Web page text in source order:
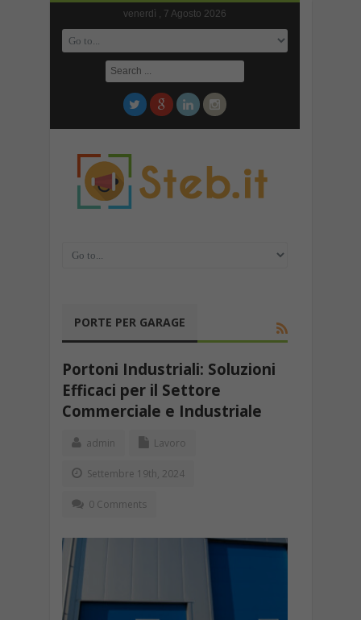
venerdì , 7 Agosto 2026
PORTE PER GARAGE
Portoni Industriali: Soluzioni
Efficaci per il Settore
Commerciale e Industriale
admin Lavoro
Settembre 19th, 2024
0 Comments